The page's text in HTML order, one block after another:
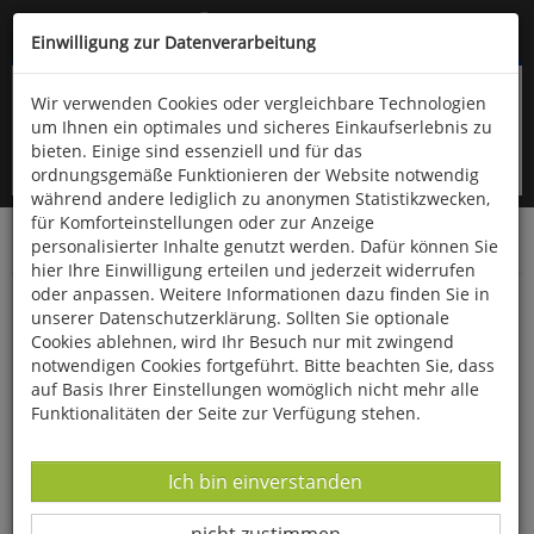
Kompletten Head der Seite überspringen
oder (06766) 9323-960
Startseite Bücher Biologie allgemein Botanik
Heimische Giftpflanzen
Einwilligung zur Datenverarbeitung
Wir verwenden Cookies oder vergleichbare Technologien
um Ihnen ein optimales und sicheres Einkaufserlebnis zu
bieten. Einige sind essenziell und für das
ordnungsgemäße Funktionieren der Website notwendig
während andere lediglich zu anonymen Statistikzwecken,
für Komforteinstellungen oder zur Anzeige
personalisierter Inhalte genutzt werden. Dafür können Sie
hier Ihre Einwilligung erteilen und jederzeit widerrufen
oder anpassen. Weitere Informationen dazu finden Sie in
unserer Datenschutzerklärung. Sollten Sie optionale
Cookies ablehnen, wird Ihr Besuch nur mit zwingend
notwendigen Cookies fortgeführt. Bitte beachten Sie, dass
auf Basis Ihrer Einstellungen womöglich nicht mehr alle
Funktionalitäten der Seite zur Verfügung stehen.
Datenverarbeitung -
Ich bin einverstanden